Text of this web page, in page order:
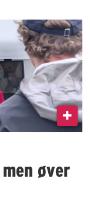
øver